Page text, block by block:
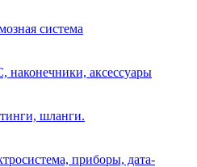
система
наконечники, аксессуары
шланги.
приборы, дата-